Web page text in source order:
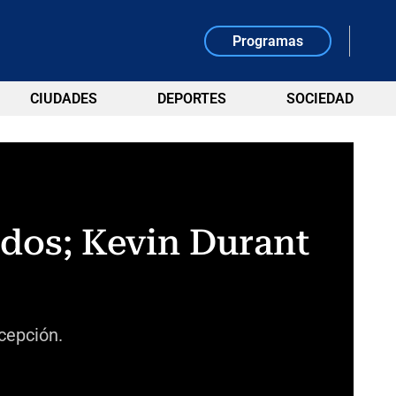
Programas
CIUDADES DEPORTES SOCIEDAD
Kevin Durant